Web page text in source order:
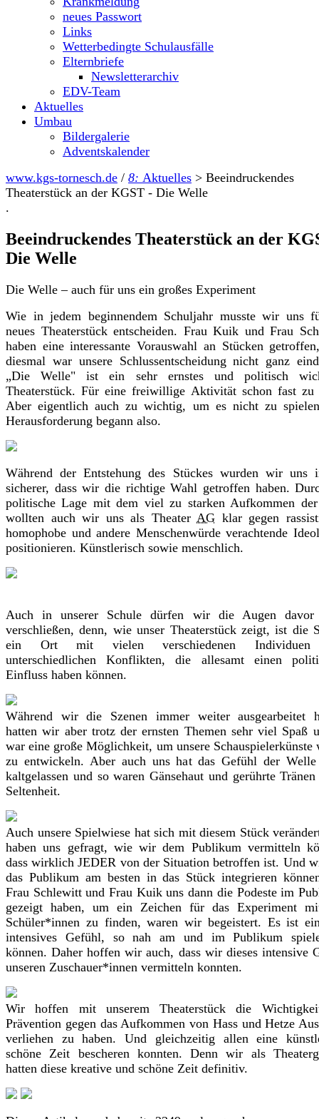
neues Passwort
Links
Wetterbedingte Schulausfälle
Elternbriefe
Newsletterarchiv
EDV-Team
Aktuelles
Umbau
Bildergalerie
Adventskalender
www.kgs-tornesch.de / 8: Aktuelles > Beeindruckendes
Theaterstück an der KGST - Die Welle
.
Beeindruckendes Theaterstück an der
Die Welle
Die Welle – auch für uns ein großes Experiment
Wie in jedem beginnendem Schuljahr musste wir uns
neues Theaterstück entscheiden. Frau Kuik und Frau
haben eine interessante Vorauswahl an Stücken
diesmal war unsere Schlussentscheidung nicht ganz
„Die Welle" ist ein sehr ernstes und politisch
Theaterstück. Für eine freiwillige Aktivität schon fast zu
Aber eigentlich auch zu wichtig, um es nicht zu
Herausforderung begann also.
Während der Entstehung des Stückes wurden wir uns
sicherer, dass wir die richtige Wahl getroffen haben.
politische Lage mit dem viel zu starken Aufkommen
wollten auch wir uns als Theater AG klar gegen
homophobe und andere Menschenwürde verachtende
positionieren. Künstlerisch sowie menschlich.
Auch in unserer Schule dürfen wir die Augen davor
verschließen, denn, wie unser Theaterstück zeigt, ist die
ein Ort mit vielen verschiedenen
unterschiedlichen Konflikten, die allesamt einen
Einfluss haben können.
Während wir die Szenen immer weiter ausgearbeitet
hatten wir aber trotz der ernsten Themen sehr viel Spaß
war eine große Möglichkeit, um unsere Schauspielerkünste
zu entwickeln. Aber auch uns hat das Gefühl der
kaltgelassen und so waren Gänsehaut und gerührte
Seltenheit.
Auch unsere Spielwiese hat sich mit diesem Stück
haben uns gefragt, wie wir dem Publikum vermitteln
dass wirklich JEDER von der Situation betroffen ist. Und
das Publikum am besten in das Stück integrieren
Frau Schlewitt und Frau Kuik uns dann die Podeste im
gezeigt haben, um ein Zeichen für das Experiment
Schüler*innen zu finden, waren wir begeistert. Es ist
intensives Gefühl, so nah am und im Publikum
können. Daher hoffen wir auch, dass wir dieses intensive
unseren Zuschauer*innen vermitteln konnten.
Wir hoffen mit unserem Theaterstück die
Prävention gegen das Aufkommen von Hass und Hetze
verliehen zu haben. Und gleichzeitig allen eine
schöne Zeit bescheren konnten. Denn wir als
hatten diese kreative und schöne Zeit definitiv.